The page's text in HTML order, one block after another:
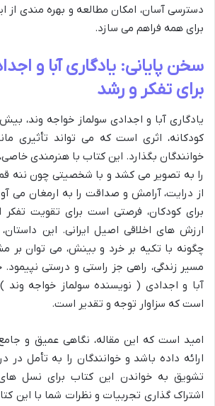
دسترسی آسان، امکان مطالعه و بهره مندی از
برای همه فراهم می سازد.
سخن پایانی: یادگاری آبا و
برای تفکر و رشد
یادگاری آبا و اجدادی سولماز خواجه وند،
کودکانه، اثری است که می تواند تأثیری
خوانندگان بگذارد. این کتاب با هنرمندی
را به تصویر می کشد و با شخصیتی چون ننه
از درایت، آرامش و صداقت را به ارمغان می
برای کودکان، فرصتی است برای تقویت تفکر
ارزش های اخلاقی اصیل ایرانی. این
چگونه با تکیه بر خرد و بینش، می توان بر
مسیر زندگی، راهی جز راستی و درستی
آبا و اجدادی ( نویسنده سولماز خواجه
است که سزاوار توجه و تقدیر است.
امید است که این مقاله، نگاهی عمیق و
ارائه داده باشد و خوانندگان را به تأمل
تشویق به خواندن این کتاب برای نسل
اشتراک گذاری تجربیات و نظرات شما با این